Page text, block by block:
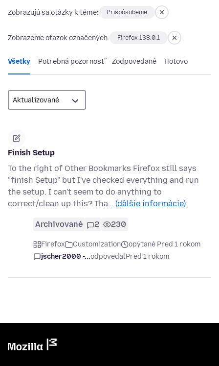
Zobrazujú sa otázky k téme: Prispôsobenie
Zobrazenie otázok označených: Firefox 138.0.1
Všetky Potrebná pozornosť Zodpovedané Hotovo
Finish Setup
To the right of Other Bookmarks Firefox still says
"finish Setup" but I've checked everything and run
the setup. I can't seem to do anything to
correct/clean up this? Tha… (ďalšie informácie)
Archivované 2 230
Firefox Customization
opýtané Pred 1 rokom
jscher2000 -...odpovedalPred 1 rokom